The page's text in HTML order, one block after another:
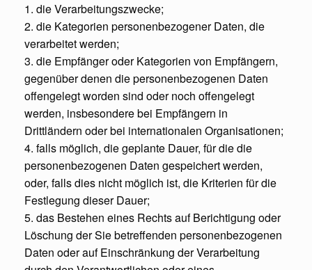
1. die Verarbeitungszwecke;
2. die Kategorien personenbezogener Daten, die
verarbeitet werden;
3. die Empfänger oder Kategorien von Empfängern,
gegenüber denen die personenbezogenen Daten
offengelegt worden sind oder noch offengelegt
werden, insbesondere bei Empfängern in
Drittländern oder bei internationalen Organisationen;
4. falls möglich, die geplante Dauer, für die die
personenbezogenen Daten gespeichert werden,
oder, falls dies nicht möglich ist, die Kriterien für die
Festlegung dieser Dauer;
5. das Bestehen eines Rechts auf Berichtigung oder
Löschung der Sie betreffenden personenbezogenen
Daten oder auf Einschränkung der Verarbeitung